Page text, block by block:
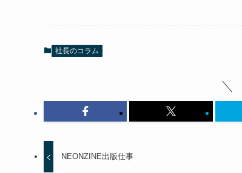
社長のコラム
NEONZINE出版仕事